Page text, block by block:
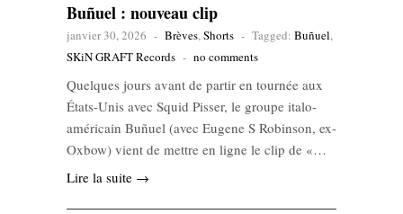
Buñuel : nouveau clip
janvier 30, 2026 - Brèves,Shorts - Tagged: Buñuel,
SKiN GRAFT Records - no comments
Quelques jours avant de partir en tournée aux
États-Unis avec Squid Pisser, le groupe italo-
américain Buñuel (avec Eugene S Robinson, ex-
Oxbow) vient de mettre en ligne le clip de «…
Lire la suite →